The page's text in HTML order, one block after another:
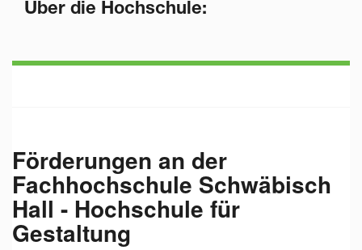
Über die Hochschule:
Förderungen an der
Fachhochschule Schwäbisch
Hall - Hochschule für
Gestaltung